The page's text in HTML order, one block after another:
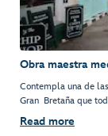
Obra maestra
Contempla una de
Gran Bretaña que
Read more